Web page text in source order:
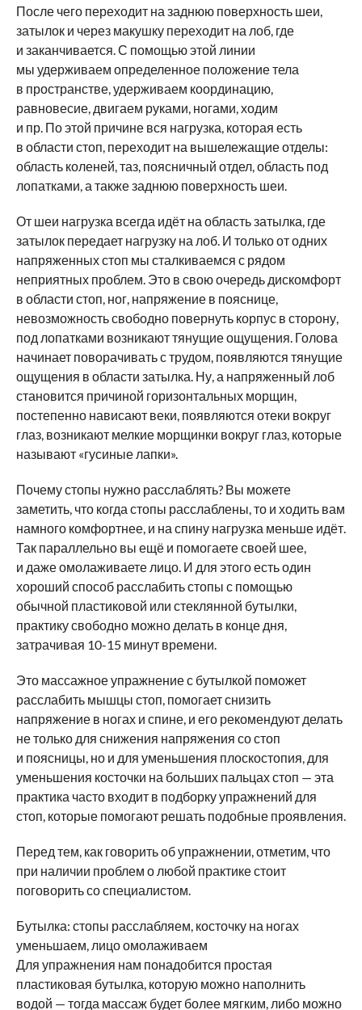
После чего переходит на заднюю поверхность шеи,
затылок и через макушку переходит на лоб, где
и заканчивается. С помощью этой линии
мы удерживаем определенное положение тела
в пространстве, удерживаем координацию,
равновесие, двигаем руками, ногами, ходим
и пр. По этой причине вся нагрузка, которая есть
в области стоп, переходит на вышележащие отделы:
область коленей, таз, поясничный отдел, область под
лопатками, а также заднюю поверхность шеи.
От шеи нагрузка всегда идёт на область затылка, где
затылок передает нагрузку на лоб. И только от одних
напряженных стоп мы сталкиваемся с рядом
неприятных проблем. Это в свою очередь дискомфорт
в области стоп, ног, напряжение в пояснице,
невозможность свободно повернуть корпус в сторону,
под лопатками возникают тянущие ощущения. Голова
начинает поворачивать с трудом, появляются тянущие
ощущения в области затылка. Ну, а напряженный лоб
становится причиной горизонтальных морщин,
постепенно нависают веки, появляются отеки вокруг
глаз, возникают мелкие морщинки вокруг глаз, которые
называют «гусиные лапки».
Почему стопы нужно расслаблять? Вы можете
заметить, что когда стопы расслаблены, то и ходить вам
намного комфортнее, и на спину нагрузка меньше идёт.
Так параллельно вы ещё и помогаете своей шее,
и даже омолаживаете лицо. И для этого есть один
хороший способ расслабить стопы с помощью
обычной пластиковой или стеклянной бутылки,
практику свободно можно делать в конце дня,
затрачивая 10-15 минут времени.
Это массажное упражнение с бутылкой поможет
расслабить мышцы стоп, помогает снизить
напряжение в ногах и спине, и его рекомендуют делать
не только для снижения напряжения со стоп
и поясницы, но и для уменьшения плоскостопия, для
уменьшения косточки на больших пальцах стоп — эта
практика часто входит в подборку упражнений для
стоп, которые помогают решать подобные проявления.
Перед тем, как говорить об упражнении, отметим, что
при наличии проблем о любой практике стоит
поговорить со специалистом.
Бутылка: стопы расслабляем, косточку на ногах
уменьшаем, лицо омолаживаем
Для упражнения нам понадобится простая
пластиковая бутылка, которую можно наполнить
водой — тогда массаж будет более мягким, либо можно